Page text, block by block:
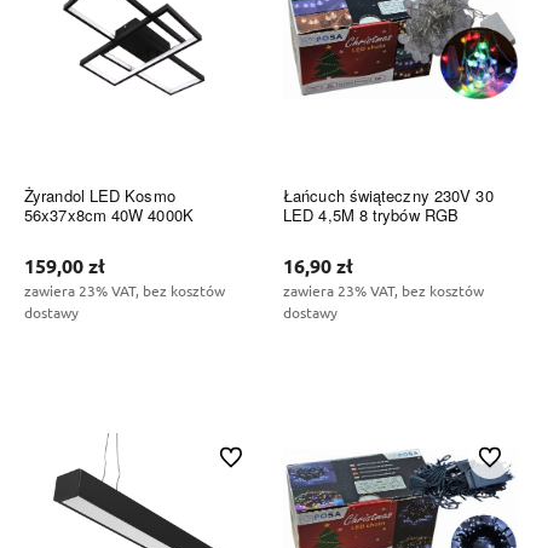
Żyrandol LED Kosmo
56x37x8cm 40W 4000K
159,00 zł
zawiera 23% VAT, bez kosztów
dostawy
Łańcuch świąteczny 230V 30
LED 4,5M 8 trybów RGB
16,90 zł
zawiera 23% VAT, bez kosztów
dostawy
Do ulubionych Do